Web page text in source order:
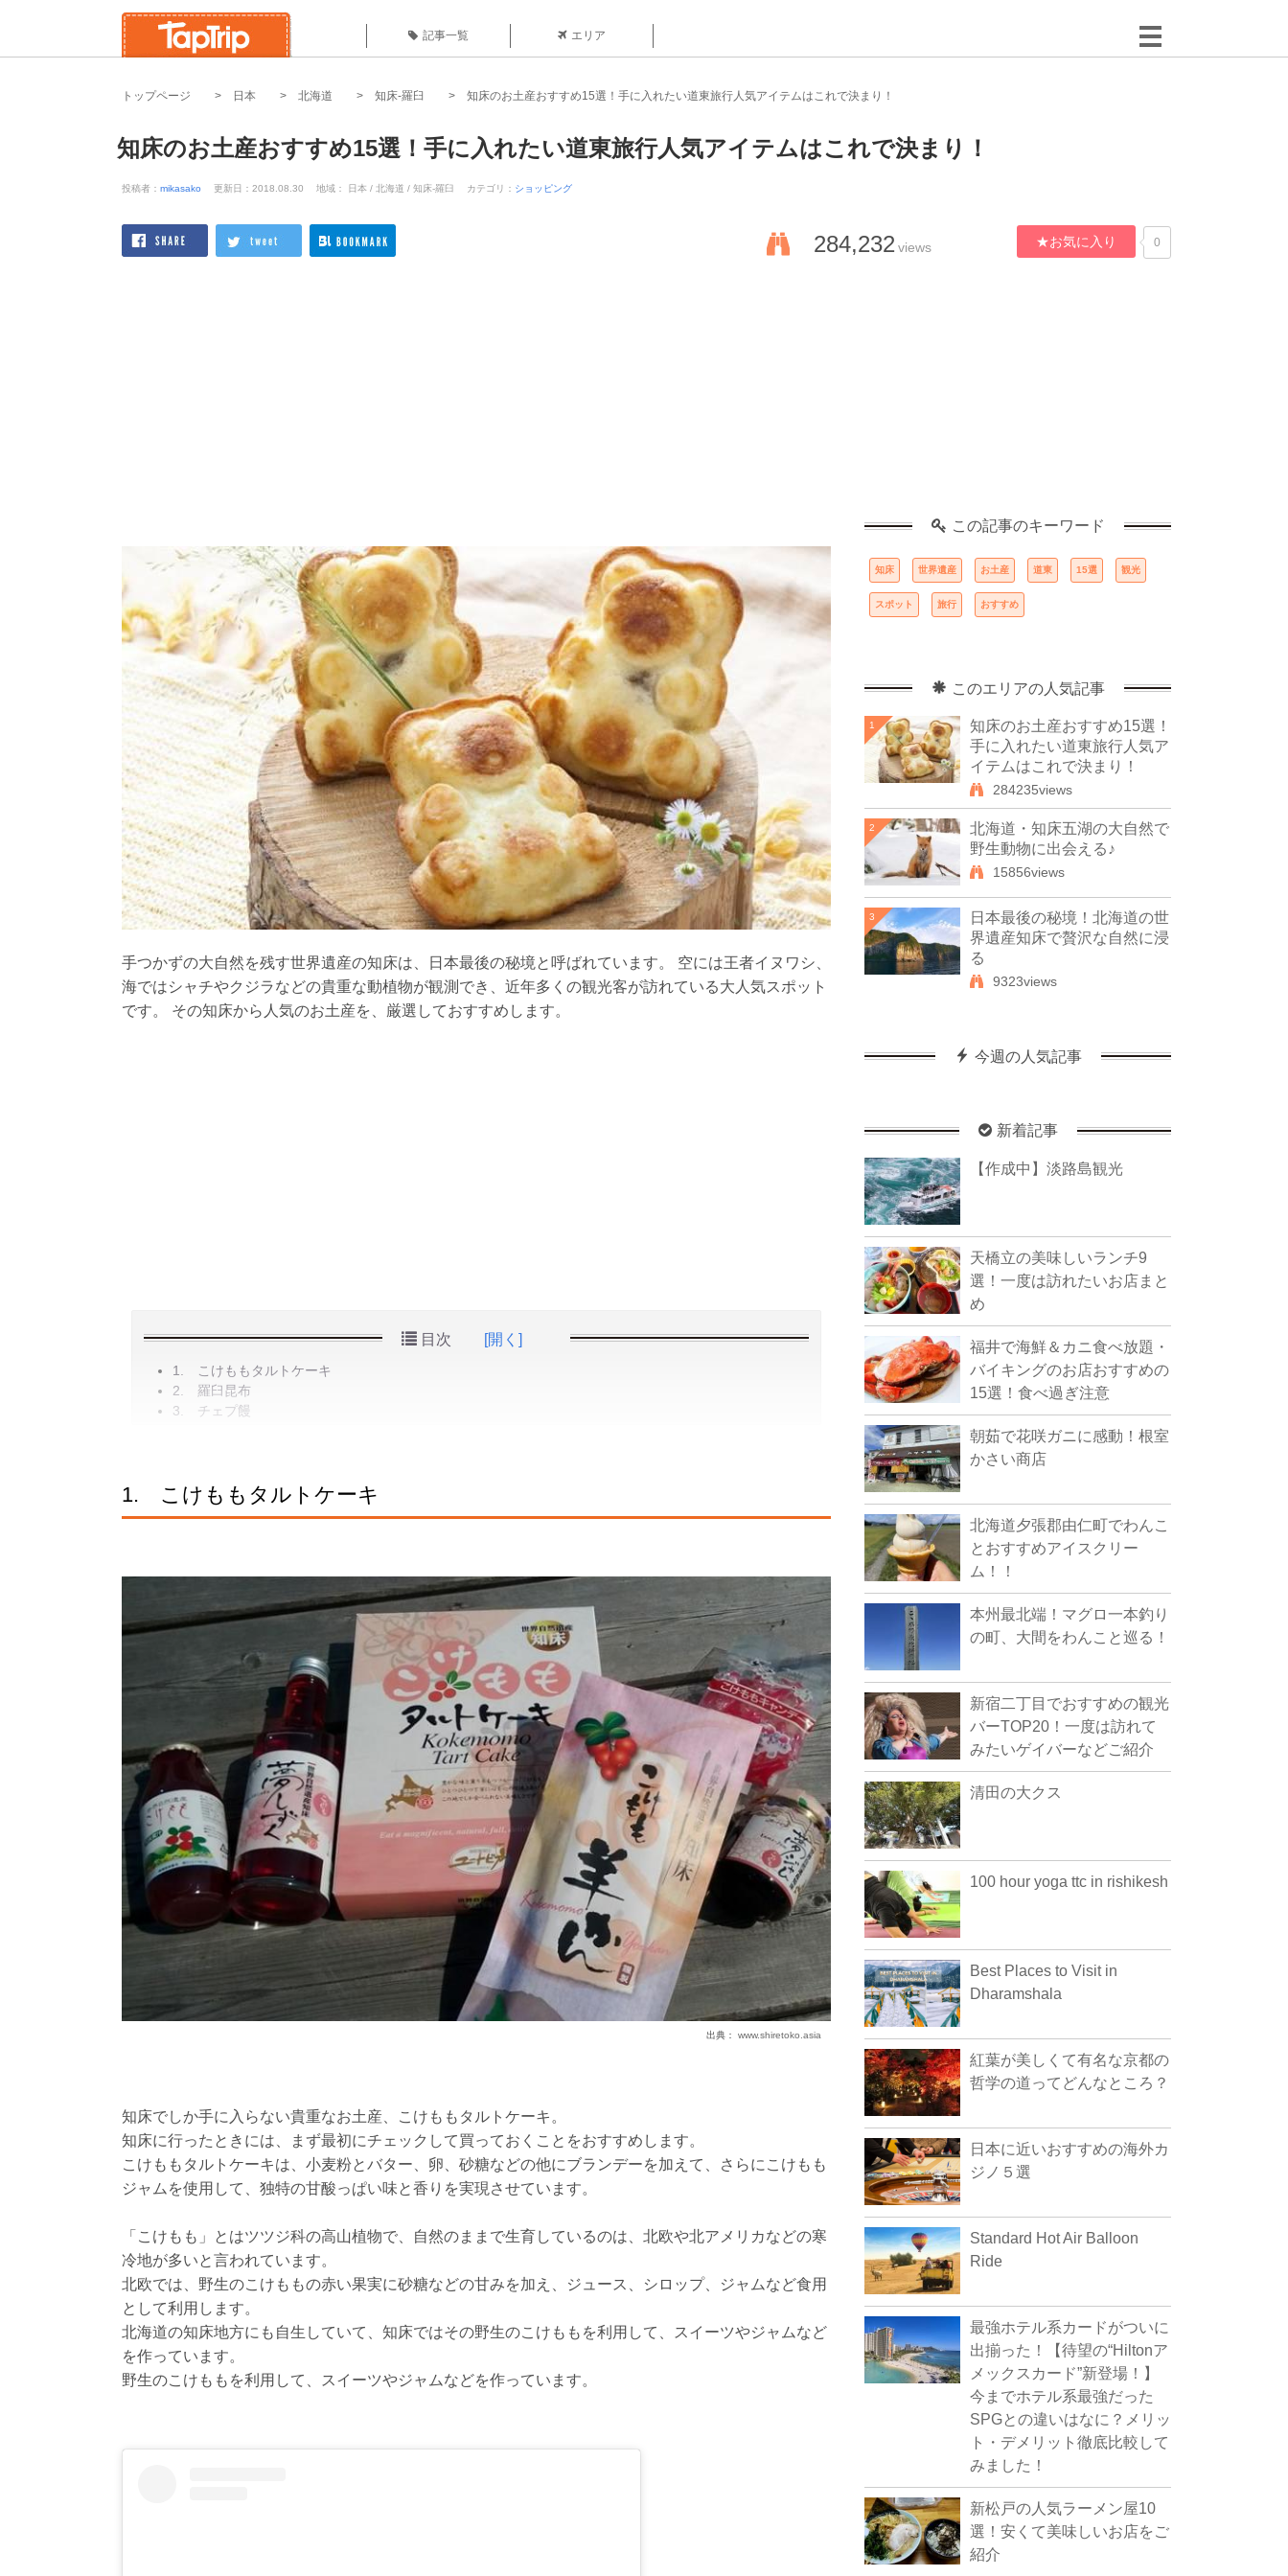
記事一覧 エリア
トップページ 日本 北海道 知床-羅臼 知床のお土産おすすめ15選！手に入れたい道東旅行人気アイテムはこれで決まり！
知床のお土産おすすめ15選！手に入れたい道東旅行人気アイテムはこれで決まり！
投稿者： mikasako 更新日：2018.08.30 地域： 日本 / 北海道 / 知床-羅臼 カテゴリ： ショッピング
284,232 views ★お気に入り 0
手つかずの大自然を残す世界遺産の知床は、日本最後の秘境と呼ばれています。 空には王者イヌワシ、
海ではシャチやクジラなどの貴重な動植物が観測でき、近年多くの観光客が訪れている大人気スポット
です。 その知床から人気のお土産を、厳選しておすすめします。
目次 [開く]
1. こけももタルトケーキ
2. 羅臼昆布
3. チェプ饅
1. こけももタルトケーキ
出典： www.shiretoko.asia
知床でしか手に入らない貴重なお土産、こけももタルトケーキ。
知床に行ったときには、まず最初にチェックして買っておくことをおすすめします。
こけももタルトケーキは、小麦粉とバター、卵、砂糖などの他にブランデーを加えて、さらにこけもも
ジャムを使用して、独特の甘酸っぱい味と香りを実現させています。
「こけもも」とはツツジ科の高山植物で、自然のままで生育しているのは、北欧や北アメリカなどの寒
冷地が多いと言われています。
北欧では、野生のこけももの赤い果実に砂糖などの甘みを加え、ジュース、シロップ、ジャムなど食用
として利用します。
北海道の知床地方にも自生していて、知床ではその野生のこけももを利用して、スイーツやジャムなど
を作っています。
野生のこけももを利用して、スイーツやジャムなどを作っています。
この記事のキーワード
知床 世界遺産 お土産 道東 15選 観光
スポット 旅行 おすすめ
このエリアの人気記事
1
知床のお土産おすすめ15選！
手に入れたい道東旅行人気ア
イテムはこれで決まり！
284235views
2
北海道・知床五湖の大自然で
野生動物に出会える♪
15856views
3
日本最後の秘境！北海道の世
界遺産知床で贅沢な自然に浸
る
9323views
今週の人気記事
新着記事
【作成中】淡路島観光
天橋立の美味しいランチ9
選！一度は訪れたいお店まと
め
福井で海鮮＆カニ食べ放題・
バイキングのお店おすすめの
15選！食べ過ぎ注意
朝茹で花咲ガニに感動！根室
かさい商店
北海道夕張郡由仁町でわんこ
とおすすめアイスクリー
ム！！
本州最北端！マグロ一本釣り
の町、大間をわんこと巡る！
新宿二丁目でおすすめの観光
バーTOP20！一度は訪れて
みたいゲイバーなどご紹介
清田の大クス
100 hour yoga ttc in rishikesh
Best Places to Visit in
Dharamshala
紅葉が美しくて有名な京都の
哲学の道ってどんなところ？
日本に近いおすすめの海外カ
ジノ５選
Standard Hot Air Balloon
Ride
最強ホテル系カードがついに
出揃った！【待望の“Hiltonア
メックスカード”新登場！】
今までホテル系最強だった
SPGとの違いはなに？メリッ
ト・デメリット徹底比較して
みました！
新松戸の人気ラーメン屋10
選！安くて美味しいお店をご
紹介